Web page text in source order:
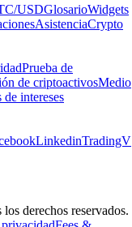
USDGlosarioWidgets
AsistenciaCrypto
Prueba de
de criptoactivosMedio
intereses
LinkedinTradingV
derechos reservados.